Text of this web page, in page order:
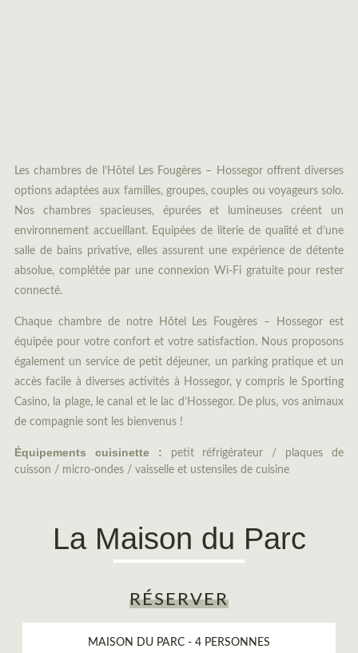
Les chambres de l’Hôtel Les Fougères – Hossegor offrent diverses
options adaptées aux familles, groupes, couples ou voyageurs solo.
Nos chambres spacieuses, épurées et lumineuses créent un
environnement accueillant. Equipées de literie de qualité et d’une
salle de bains privative, elles assurent une expérience de détente
absolue, complétée par une connexion Wi-Fi gratuite pour rester
connecté.
Chaque chambre de notre Hôtel Les Fougères – Hossegor est
équipée pour votre confort et votre satisfaction. Nous proposons
également un service de petit déjeuner, un parking pratique et un
accès facile à diverses activités à Hossegor, y compris le Sporting
Casino, la plage, le canal et le lac d’Hossegor. De plus, vos animaux
de compagnie sont les bienvenus !
Équipements cuisinette : petit réfrigérateur / plaques de
cuisson / micro-ondes / vaisselle et ustensiles de cuisine
La Maison du Parc
RÉSERVER
MAISON DU PARC - 4 PERSONNES